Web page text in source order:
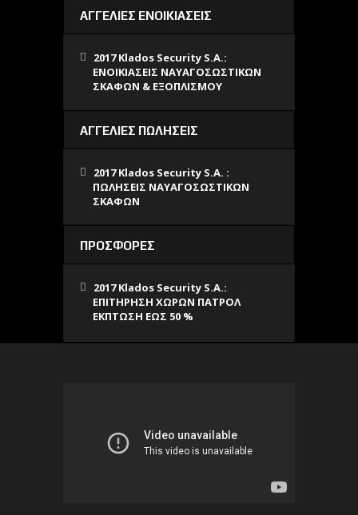
ΑΓΓΕΛΙΕΣ ΕΝΟΙΚΙΑΣΕΙΣ
2017 Klados Security S.A.:
ΕΝΟΙΚΙΑΣΕΙΣ ΝΑΥΑΓΟΣΩΣΤΙΚΩΝ
ΣΚΑΦΩΝ & ΕΞΟΠΛΙΣΜΟΥ
ΑΓΓΕΛΙΕΣ ΠΩΛΗΣΕΙΣ
2017 Klados Security S.A. :
ΠΩΛΗΣΕΙΣ ΝΑΥΑΓΟΣΩΣΤΙΚΩΝ
ΣΚΑΦΩΝ
ΠΡΟΣΦΟΡΕΣ
2017 Klados Security S.A.:
ΕΠΙΤΗΡΗΣΗ ΧΩΡΩΝ ΠΑΤΡΟΛ
ΕΚΠΤΩΣΗ ΕΩΣ 50 %